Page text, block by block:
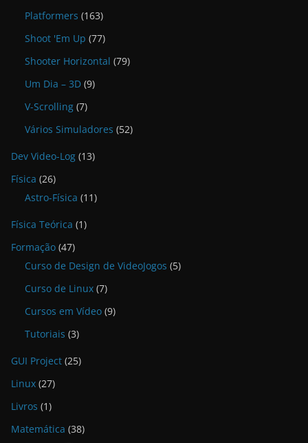
Platformers (163)
Shoot 'Em Up (77)
Shooter Horizontal (79)
Um Dia – 3D (9)
V-Scrolling (7)
Vários Simuladores (52)
Dev Video-Log (13)
Física (26)
Astro-Física (11)
Física Teórica (1)
Formação (47)
Curso de Design de VideoJogos (5)
Curso de Linux (7)
Cursos em Vídeo (9)
Tutoriais (3)
GUI Project (25)
Linux (27)
Livros (1)
Matemática (38)